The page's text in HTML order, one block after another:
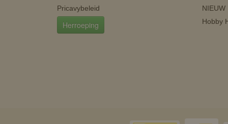
Pricavybeleid
Herroeping
NIEUW
Hobby